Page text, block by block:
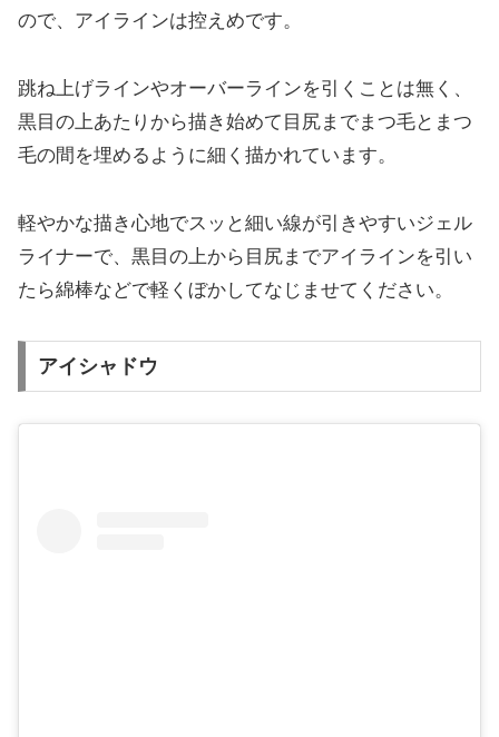
ので、アイラインは控えめです。
跳ね上げラインやオーバーラインを引くことは無く、
黒目の上あたりから描き始めて目尻までまつ毛とまつ
毛の間を埋めるように細く描かれています。
軽やかな描き心地でスッと細い線が引きやすいジェル
ライナーで、黒目の上から目尻までアイラインを引い
たら綿棒などで軽くぼかしてなじませてください。
アイシャドウ